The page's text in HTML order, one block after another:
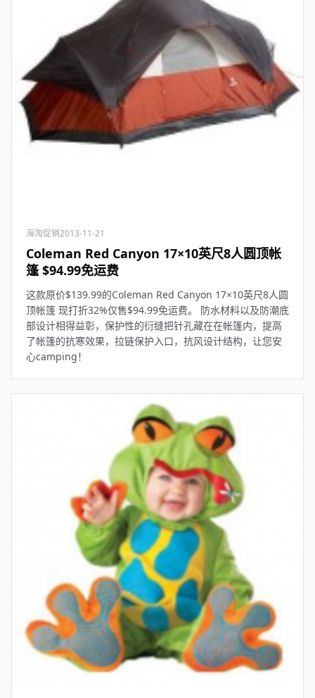
海淘促销2013-11-21
Coleman Red Canyon 17×10英尺8人圆顶帐
篷 $94.99免运费
这款原价$139.99的Coleman Red Canyon 17×10英尺8人圆
顶帐篷 现打折32%仅售$94.99免运费。 防水材料以及防潮底
部设计相得益彰，保护性的衍缝把针孔藏在在帐篷内，提高
了帐篷的抗寒效果，拉链保护入口，抗风设计结构，让您安
心camping！